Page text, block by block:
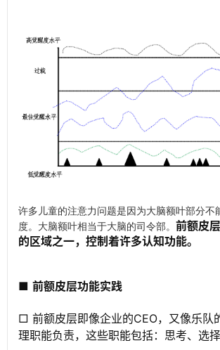
许多儿童的注意力问题是因为大脑额叶部分不
度。大脑额叶相当于大脑的司令部。 前额皮
的区域之一，控制着许多认知功能。
■ 前额皮层功能实践
□ 前额皮层即像企业的CEO，又像乐队
理职能负责，这些职能包括：思考、选择